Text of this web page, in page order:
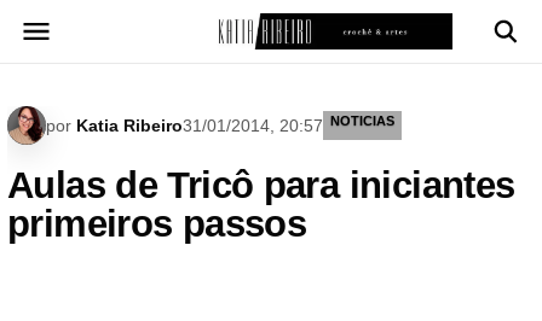
para
por Katia Ribeiro31/01/2014, 20:57 NOTICIAS
Aulas de Tricô para iniciantes
primeiros passos